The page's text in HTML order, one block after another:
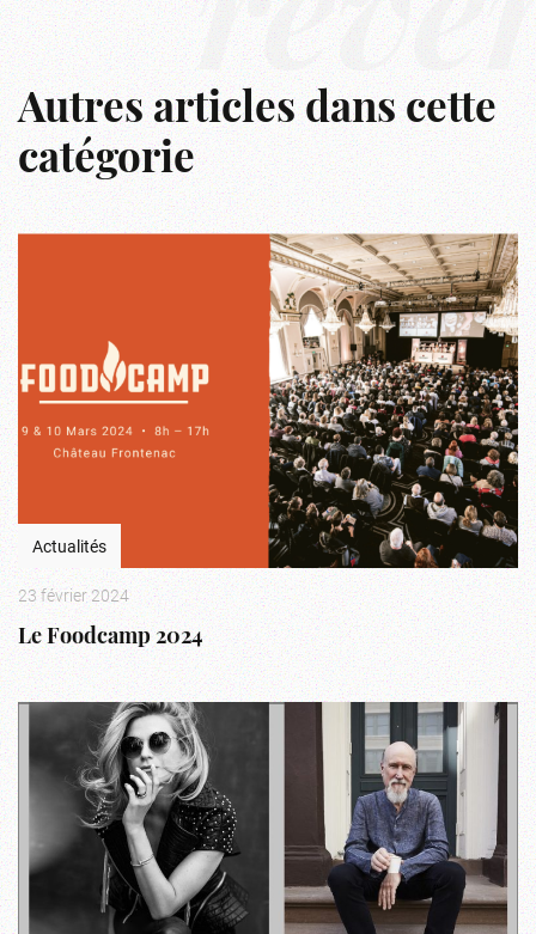
Autres articles dans cette
catégorie
Actualités
23 février 2024
Le Foodcamp 2024